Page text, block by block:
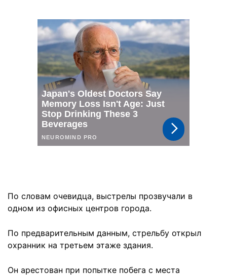
По словам очевидца, выстрелы прозвучали в
одном из офисных центров города.
По предварительным данным, стрельбу открыл
охранник на третьем этаже здания.
Он арестован при попытке побега с места